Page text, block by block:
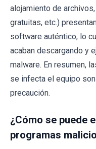
alojamiento de
gratuitas, etc.)
software auténtico, lo
acaban descargando y
malware. En resumen,
se infecta el equipo
precaución.
¿Cómo se puede
programas